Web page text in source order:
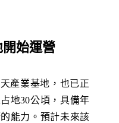
始運營
產業基地，也已正
地30公頃，具備年
能力。預計未來該